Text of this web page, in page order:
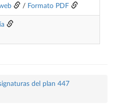
/ Formato PDF
del plan 447